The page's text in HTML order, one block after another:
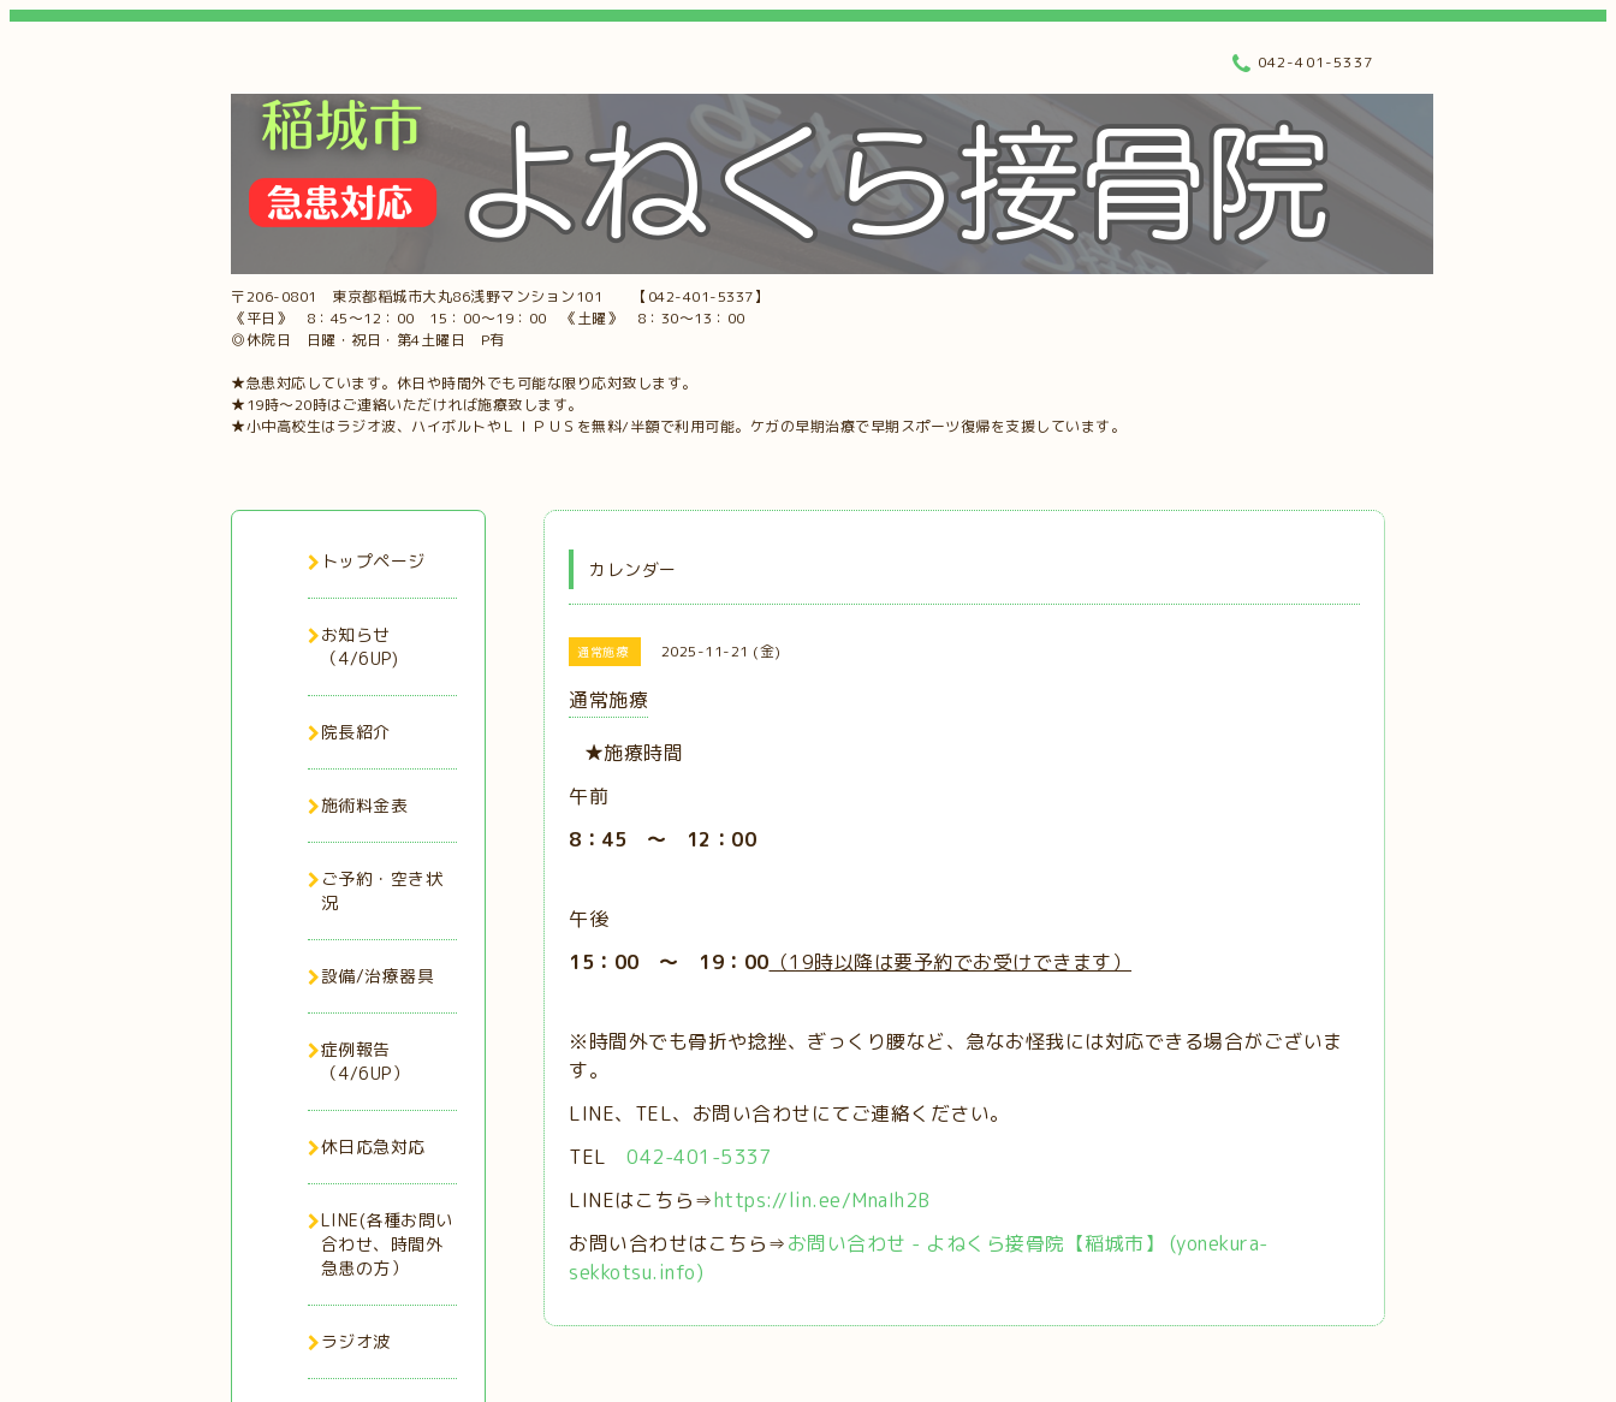
〒206-0801 東京都稲城市大丸86浅野マンション101 【042-401-5337】
《平日》 8：45～12：00 15：00～19：00 《土曜》 8：30～13：00
◎休院日 日曜・祝日・第4土曜日 P有
★急患対応しています。休日や時間外でも可能な限り応対致します。
★19時～20時はご連絡いただければ施療致します。
★小中高校生はラジオ波、ハイボルトやＬＩＰＵＳを無料/半額で利用可能。ケガの早期治療で早期スポーツ復帰を支援しています。
042-401-5337
カレンダー
通常施療 2025-11-21 (金)
通常施療
★施療時間
午前
8：45 ～ 12：00
午後
15：00 ～ 19：00 （19時以降は要予約でお受けできます）
※時間外でも骨折や捻挫、ぎっくり腰など、急なお怪我には対応できる場合がございま
す。
LINE、TEL、お問い合わせにてご連絡ください。
TEL 042-401-5337
LINEはこちら⇒https://lin.ee/MnaIh2B
お問い合わせはこちら⇒お問い合わせ - よねくら接骨院【稲城市】 (yonekura-
sekkotsu.info)
トップページ
お知らせ
（4/6UP)
院長紹介
施術料金表
ご予約・空き状
況
設備/治療器具
症例報告
（4/6UP）
休日応急対応
LINE(各種お問い
合わせ、時間外
急患の方）
ラジオ波